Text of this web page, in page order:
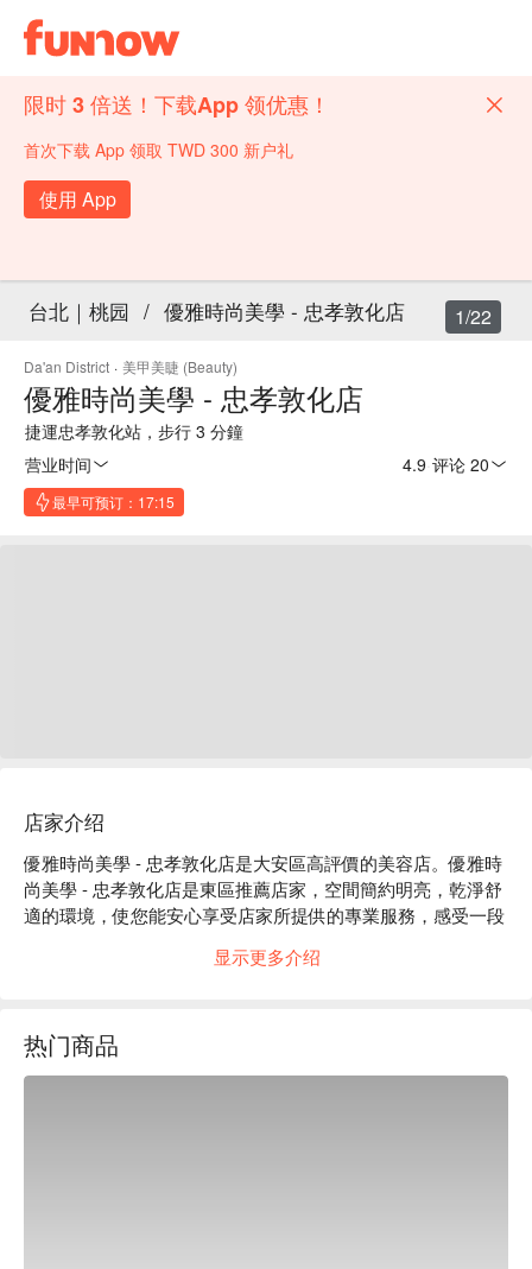
限时 3 倍送！下载App 领优惠！
首次下载 App 领取 TWD 300 新户礼
使用 App
台北｜桃园 / 優雅時尚美學 - 忠孝敦化店
Da'an District · 美甲美睫 (Beauty)
優雅時尚美學 - 忠孝敦化店
捷運忠孝敦化站，步行 3 分鐘
营业时间
4.9 评论 20
最早可预订：17:15
1/22
店家介绍
優雅時尚美學 - 忠孝敦化店是大安區高評價的美容店。優雅時
尚美學 - 忠孝敦化店是東區推薦店家，空間簡約明亮，乾淨舒
適的環境，使您能安心享受店家所提供的專業服務，感受一段
優雅時尚美學 - 忠孝敦化店評價：Google 5 星好評
優雅時尚美學 - 忠孝敦化店推薦：專業團隊暖心準備熱茶及點
心享用，梳妝區提供化妝用品及吹風機做使用，起身後可補
显示更多介绍
热门商品